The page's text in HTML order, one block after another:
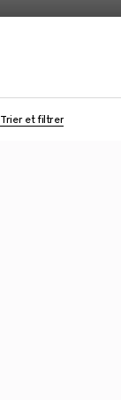
Trier et filtrer